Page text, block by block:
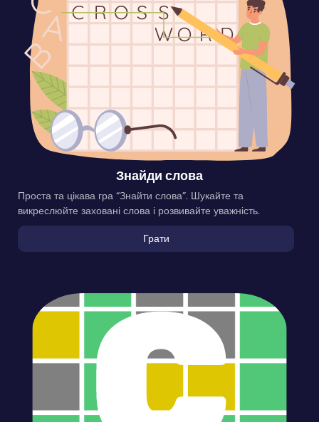
Знайди слова
Проста та цікава гра “Знайти слова”. Шукайте та
викреслюйте заховані слова і розвивайте уважність.
Грати